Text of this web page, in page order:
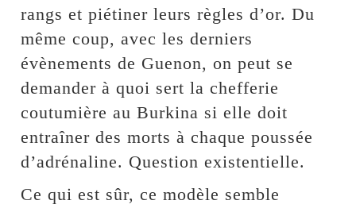
rangs et piétiner leurs règles d’or. Du
même coup, avec les derniers
évènements de Guenon, on peut se
demander à quoi sert la chefferie
coutumière au Burkina si elle doit
entraîner des morts à chaque poussée
d’adrénaline. Question existentielle.
Ce qui est sûr, ce modèle semble